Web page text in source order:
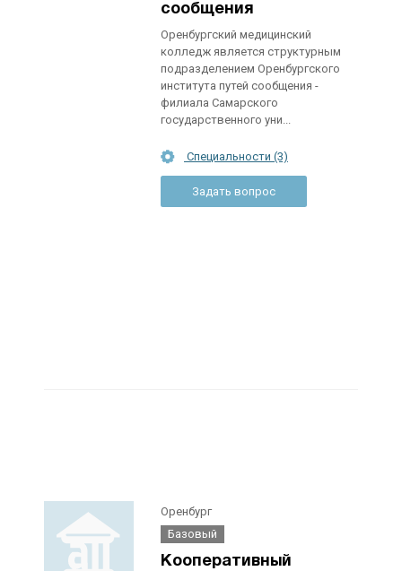
сообщения
Оренбургский медицинский
колледж является структурным
подразделением Оренбургского
института путей сообщения -
филиала Самарского
государственного уни...
Специальности (3)
Задать вопрос
Оренбург
Базовый
Кооперативный